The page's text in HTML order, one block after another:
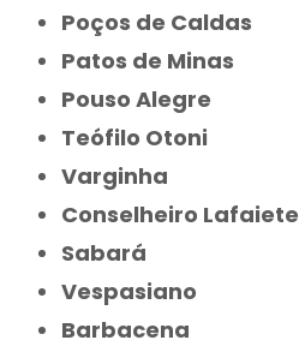
Poços de Caldas
Patos de Minas
Pouso Alegre
Teófilo Otoni
Varginha
Conselheiro Lafaiete
Sabará
Vespasiano
Barbacena